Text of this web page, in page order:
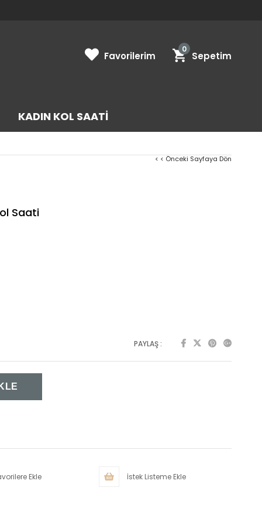
Sepetim
0
KADIN KOL SAATI
Favorilerim
< < Önceki Sayfaya Dön
Saati
PAYLAŞ :
Ekle İstek Listeme Ekle